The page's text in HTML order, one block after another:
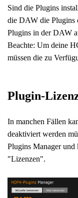
Sind die Plugins
die DAW die Plugins
Plugins in der DAW
Beachte: Um deine
müssen die zu
Plugin-
In manchen Fällen
deaktiviert werden
Plugins Manager und
"Lizenzen".